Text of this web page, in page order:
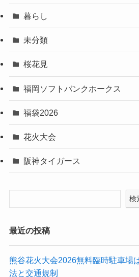
暮らし
未分類
桜花見
福岡ソフトバンクホークス
福袋2026
花火大会
阪神タイガース
検
最近の投稿
熊谷花火大会2026無料臨時駐車場
法と交通規制